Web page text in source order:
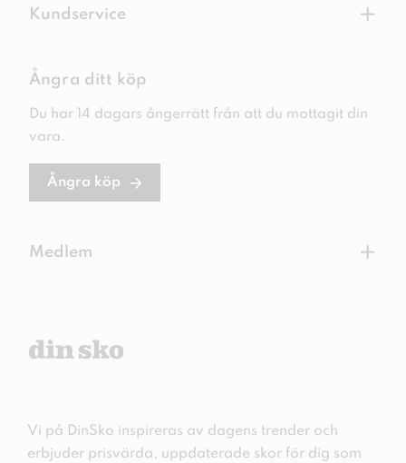
Kundservice +
Ångra ditt köp
Du har 14 dagars ångerrätt från att du mottagit din
vara.
Ångra köp
Medlem +
Vi på DinSko inspireras av dagens trender och
erbjuder prisvärda, uppdaterade skor för dig som